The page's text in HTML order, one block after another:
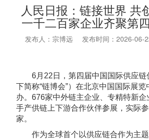
人民日报：链接世界 共
一千二百家企业齐聚第
发布人：宗博远 发布时间：2026-06-
6月22日，第四届中国国际供应链
下简称“链博会”）在北京中国国际展
办。676家中外链主企业、专精特新
手产供链上下游合作伙伴参展，实际
家。
作为全球首个以供应链合作为主题